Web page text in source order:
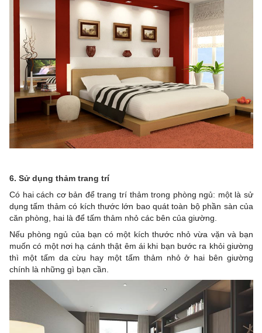
6. Sử dụng thảm trang trí
Có hai cách cơ bản để trang trí thảm trong phòng ngủ: một là sử
dụng tấm thảm có kích thước lớn bao quát toàn bộ phần sàn của
căn phòng, hai là để tấm thảm nhỏ các bên của giường.
Nếu phòng ngủ của bạn có một kích thước nhỏ vừa vặn và bạn
muốn có một nơi hạ cánh thật êm ái khi bạn bước ra khỏi giường
thì một tấm da cừu hay một tấm thảm nhỏ ở hai bên giường
chính là những gì bạn cần.